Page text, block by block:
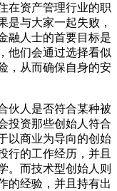
在资产管理行业的职
是与大家一起失败，
融人士的首要目标是
他们会通过选择看似
，从而确保自身的安
伙人是否符合某种被
投资那些创始人符合
以商业为导向的创始
行的工作经历，并且
。而技术型创始人则
的经验，并且持有出